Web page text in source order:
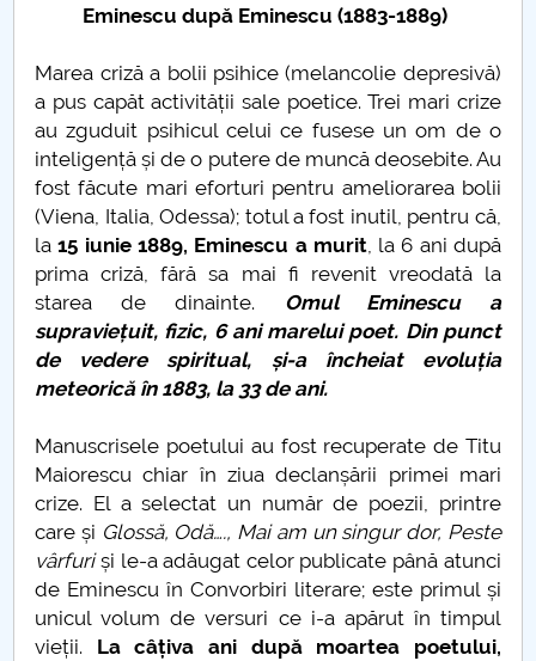
Eminescu după Eminescu (1883-1889)
Marea criză a bolii psihice (melancolie depresivă)
a pus capăt activității sale poetice. Trei mari crize
au zguduit psihicul celui ce fusese un om de o
inteligență și de o putere de muncă deosebite. Au
fost făcute mari eforturi pentru ameliorarea bolii
(Viena, Italia, Odessa); totul a fost inutil, pentru că,
la15 iunie 1889, Eminescu a murit, la 6 ani după
prima criză, fără sa mai fi revenit vreodată la
starea de dinainte. Omul Eminescu a
supraviețuit, fizic, 6 ani marelui poet. Din punct
de vedere spiritual, și-a încheiat evoluția
meteorică în 1883, la 33 de ani.
Manuscrisele poetului au fost recuperate de Titu
Maiorescu chiar în ziua declanșării primei mari
crize. El a selectat un număr de poezii, printre
care și Glossă, Odă…., Mai am un singur dor, Peste
vârfuriși le-a adăugat celor publicate până atunci
de Eminescu în Convorbiri literare; este primul și
unicul volum de versuri ce i-a apărut în timpul
vieții. La câțiva ani după moartea poetului,